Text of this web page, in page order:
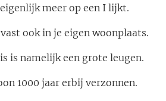
eigenlijk meer op een I lijkt.
ook in je eigen woonplaats.
is namelijk een grote leugen.
1000 jaar erbij verzonnen.